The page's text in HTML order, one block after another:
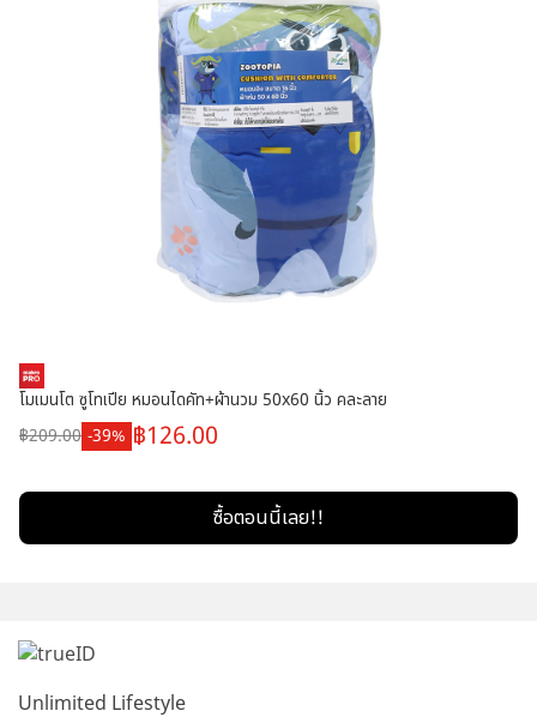
โมเมนโต ซูโทเปีย หมอนไดคัท+ผ้านวม 50x60 นิ้ว คละลาย
209.00 39 126.00
ซื้อตอนนี้เลย!!
Unlimited Lifestyle